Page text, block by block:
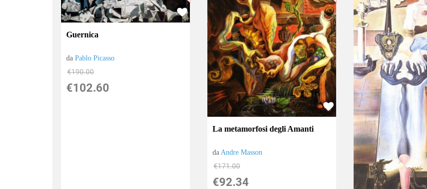
Guernica
daPablo Picasso
€190.00
€102.60
La metamorfosi degli Amanti
da Andre Masson
€171.00
€92.34